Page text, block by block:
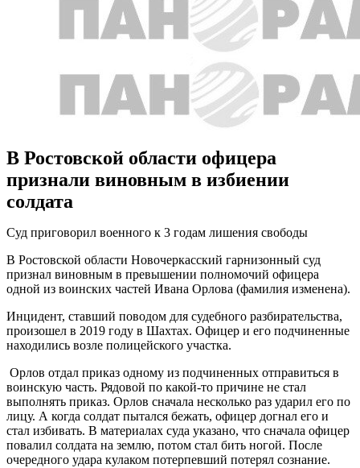
В Ростовской области офицера
признали виновным в избиении
солдата
Суд приговорил военного к 3 годам лишения свободы
В Ростовской области Новочеркасский гарнизонный суд
признал виновным в превышении полномочий офицера
одной из воинских частей Ивана Орлова (фамилия изменена).
Инцидент, ставший поводом для судебного разбирательства,
произошел в 2019 году в Шахтах. Офицер и его подчиненные
находились возле полицейского участка.
Орлов отдал приказ одному из подчиненных отправиться в
воинскую часть. Рядовой по какой-то причине не стал
выполнять приказ. Орлов сначала несколько раз ударил его по
лицу. А когда солдат пытался бежать, офицер догнал его и
стал избивать. В материалах суда указано, что сначала офицер
повалил солдата на землю, потом стал бить ногой. После
очередного удара кулаком потерпевший потерял сознание.